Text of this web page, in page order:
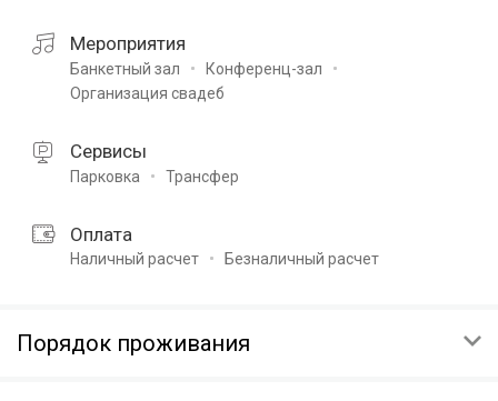
Мероприятия
Банкетный зал
Конференц-зал
Организация свадеб
Сервисы
Парковка Трансфер
Оплата
Наличный расчет Безналичный расчет
Порядок проживания